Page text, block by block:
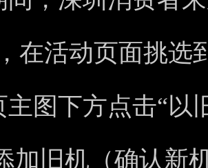
在活动页面挑选
主图下方点击“以
加旧机（确认新